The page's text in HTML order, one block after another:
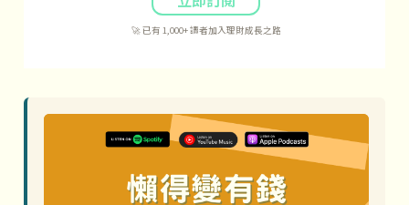
🚀 已有 1,000+ 讀者加入理財成長之路